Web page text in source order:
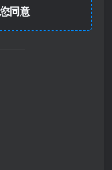
同意